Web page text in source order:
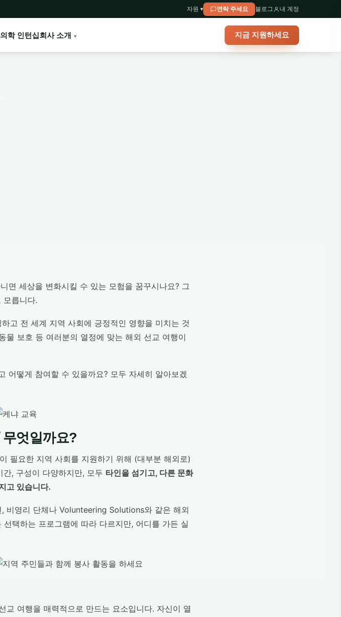
자원 ▾ 연락 주세요 블로그 내 계정
의학 인턴십회사 소개 지금 지원하세요
면 세상을 변화시킬 수 있는 모험을 꿈꾸시나요? 그
모릅니다.
고 전 세계 지역 사회에 긍정적인 영향을 미치는 것
물 보호 등 여러분의 열정에 맞는 해외 선교 여행이
어떻게 참여할 수 있을까요? 모두 자세히 알아보겠
엇일까요?
필요한 지역 사회를 지원하기 위해 (대부분 해외로)
, 구성이 다양하지만, 모두 타인을 섬기고, 다른 문화
고 있습니다.
비영리 단체나 Volunteering Solutions와 같은 해외
택하는 프로그램에 따라 다르지만, 어디를 가든 실
여행을 매력적으로 만드는 요소입니다. 자신이 열